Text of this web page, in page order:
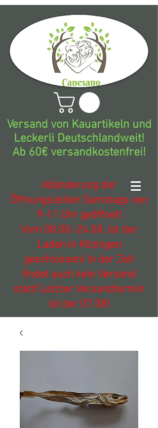
Versand von Kauartikeln und
Leckerli Deutschlandweit!
Ab 60€ versandkostenfrei!
Abänderung der
Öffnungszeiten Samstags von
9-11 Uhr geöffnet!
Vom 08.08.-24.08. ist der
Laden in Kitzingen
geschlossen! In der Zeit
findet auch kein Versand
statt! Letzter Versandtermin
ist der 07.08!